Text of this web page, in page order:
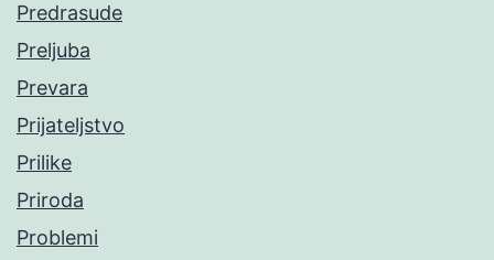
Predrasude
Preljuba
Prevara
Prijateljstvo
Prilike
Priroda
Problemi